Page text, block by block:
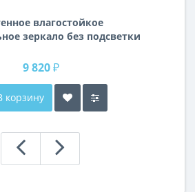
влагостойкое
зеркало без подсветки
9 820 ₽
корзину